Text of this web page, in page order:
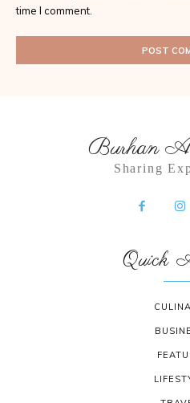
time I comment.
Burhan
Sharing
Quick